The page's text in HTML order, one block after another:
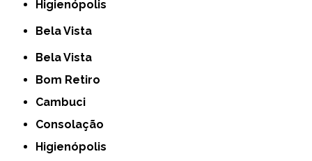
Higienópolis
Bela Vista
Bela Vista
Bom Retiro
Cambuci
Consolação
Higienópolis